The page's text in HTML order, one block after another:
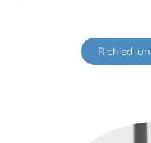
Richiedi